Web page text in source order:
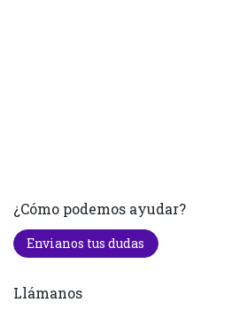
¿Cómo podemos ayudar?
Envianos tus dudas
Llámanos